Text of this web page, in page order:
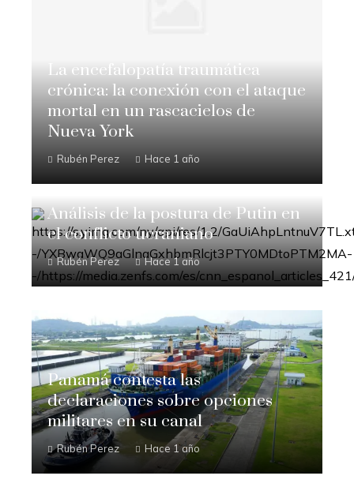
La encefalopatía traumática
crónica: la conexión con el ataque
mortal en un rascacielos de
Nueva York
Rubén Perez Hace 1 año
Análisis de la postura de Putin en
el conflicto ucraniano
Rubén Perez Hace 1 año
Panamá contesta las
declaraciones sobre opciones
militares en su canal
Rubén Perez Hace 1 año